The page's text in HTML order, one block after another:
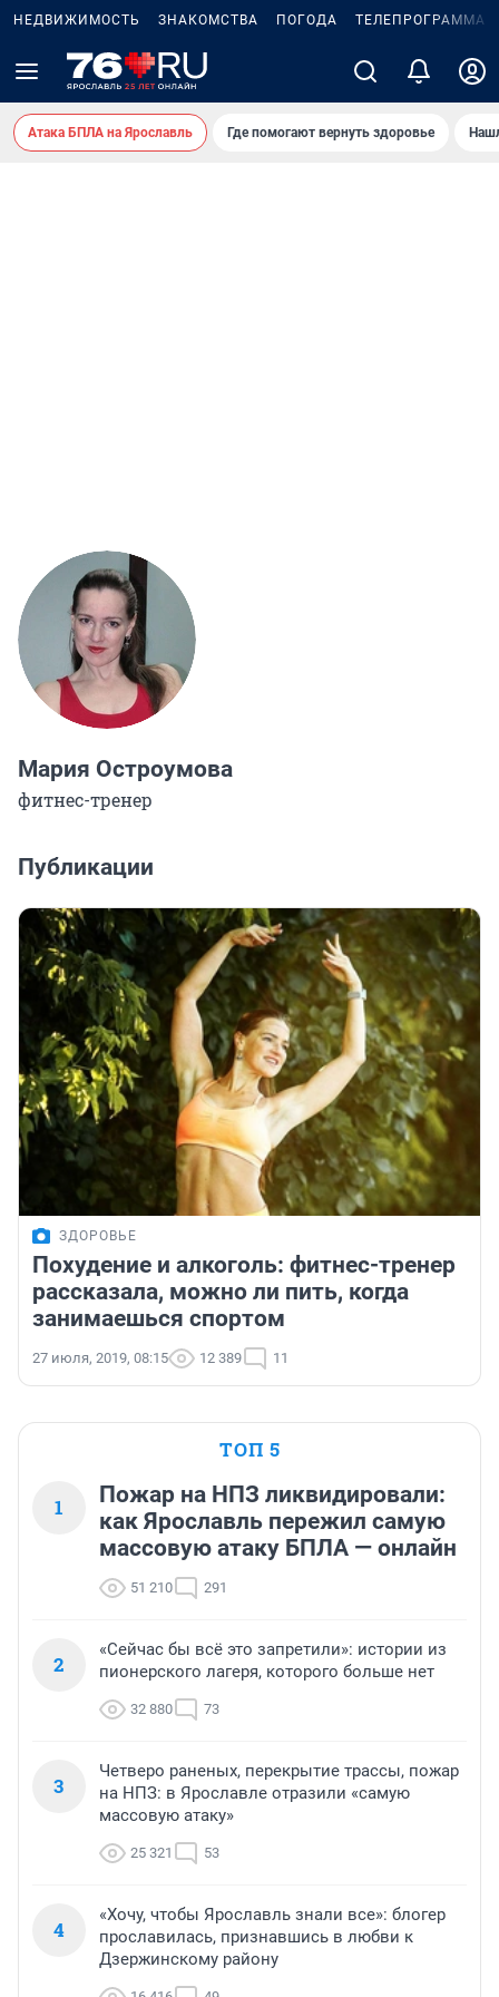
НЕДВИЖИМОСТЬ ЗНАКОМСТВА ПОГОДА ТЕЛЕПРОГРАММА
Атака БПЛА на Ярославль Где помогают вернуть здоровье
Мария Остроумова
фитнес-тренер
Публикации
ЗДОРОВЬЕ
Похудение и алкоголь: фитнес-тренер
рассказала, можно ли пить, когда
занимаешься спортом
27 июля, 2019, 08:15 12 389 11
ТОП 5
1
Пожар на НПЗ ликвидировали:
как Ярославль пережил самую
массовую атаку БПЛА — онлайн
51 210 291
2
«Сейчас бы всё это запретили»: истории из
пионерского лагеря, которого больше нет
32 880 73
3
Четверо раненых, перекрытие трассы, пожар
на НПЗ: в Ярославле отразили «самую
массовую атаку»
25 321 53
4
«Хочу, чтобы Ярославль знали все»: блогер
прославилась, признавшись в любви к
Дзержинскому району